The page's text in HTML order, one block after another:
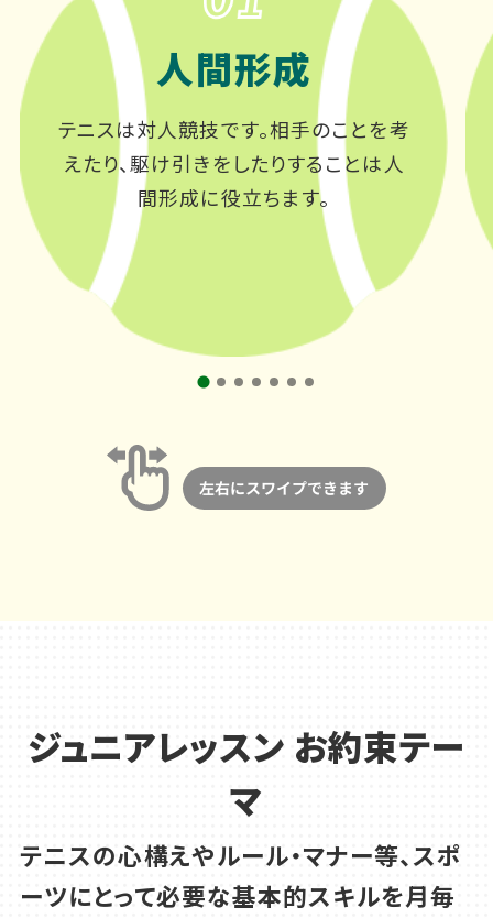
人間形成
テニスは対人競技です。相手のことを考
えたり、駆け引きをしたりすることは人
間形成に役立ちます。
ジュニアレッスン お約束テー
マ
テニスの心構えやルール・マナー等、スポ
ーツにとって必要な基本的スキルを月毎